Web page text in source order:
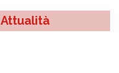
Attualità